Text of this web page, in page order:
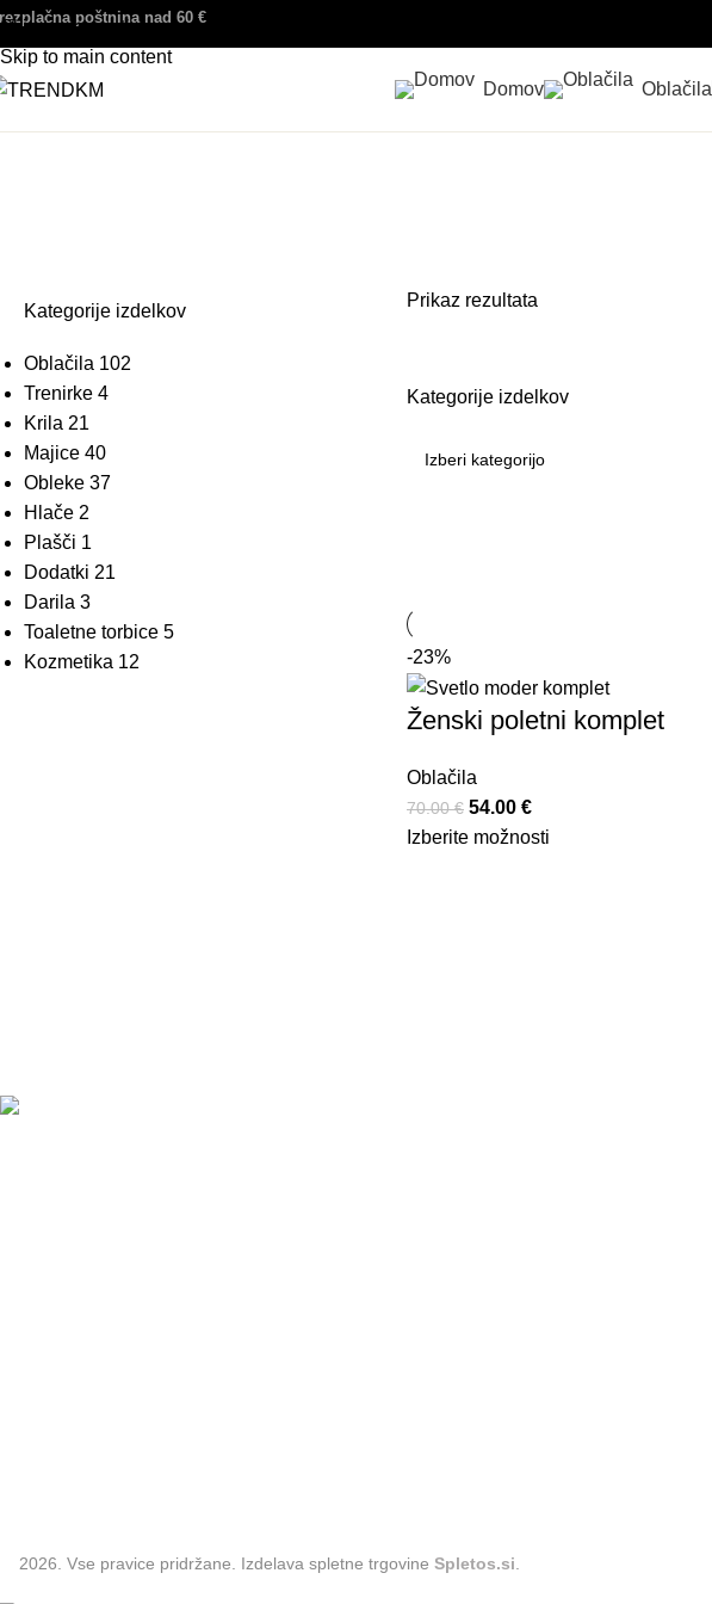
Skip to navigation
Skip to main content
poštnina nad 60 €
Domov Oblačila
Kategorije izdelkov
Oblačila 102
Trenirke 4
Krila 21
Majice 40
Obleke 37
Hlače 2
Plašči 1
Dodatki 21
Darila 3
Toaletne torbice 5
Kozmetika 12
Prikaz rezultata
Kategorije izdelkov
-23%
Ženski poletni komplet
Oblačila
70.00€ 54.00 €
Izberite možnosti
2026. Vse pravice pridržane. Izdelava spletne trgovine Spletos.si.